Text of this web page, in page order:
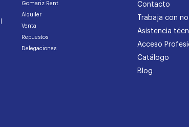
Gomariz Rent
Alquiler
Venta
Repuestos
Delegaciones
Contacto
Trabaja con
Asistencia
Acceso
Catálogo
Blog